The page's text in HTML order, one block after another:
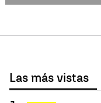
Las más vistas